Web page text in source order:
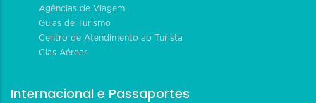
Agências de Viagem
Guias de Turismo
Centro de Atendimento ao Turista
Cias Aéreas
Internacional e Passaportes